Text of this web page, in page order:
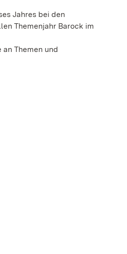
Jahres bei den
Themenjahr Barock im
Themen und